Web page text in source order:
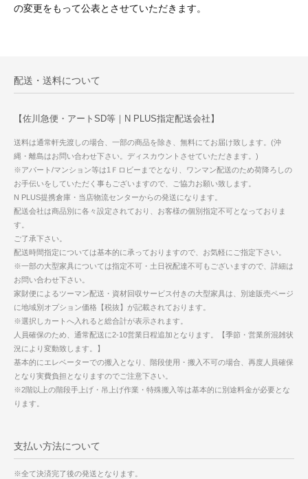
の変更をもって公表とさせていただきます。
配送・送料について
【佐川急便・アートSD等｜N PLUS指定配送会社】
送料は通常軒先渡しの場合、一部の商品を除き、無料にてお届け致します。(沖
縄・離島はお問い合わせ下さい。ディスカウントさせていただきます。)
※アパート/マンション等は1Ｆロビーまでとなり、ワンマン配送のため荷降ろしの
お手伝いをしていただく事もございますので、ご協力お願い致します。
N PLUS提携倉庫・当店物流センターからの発送になります。
配送会社は商品別に各々設定されており、お客様の個別指定不可となっておりま
す。
ご了承下さい。
配送時間指定については基本的に承っておりますので、お気軽にご指定下さい。
※一部の大型家具については指定不可・土日祝配達不可もございますので、詳細は
お問い合わせ下さい。
家財便によるツーマン配送・資材回収サービス付きの大型家具は、別途販売ページ
に地域別オプション価格【税抜】が記載されております。
※選択しカートへ入れると総合計が表示されます。
人員確保のため、通常配送に2-10営業日程追加となります。【季節・営業所混雑状
況により変動致します。】
基本的にエレベーターでの搬入となり、階段使用・搬入不可の場合、再度人員確保
となり実費負担となりますのでご注意下さい。
※2階以上の階段手上げ・吊上げ作業・特殊搬入等は基本的に別途料金が必要とな
ります。
支払い方法について
※全て決済完了後の発送となります。